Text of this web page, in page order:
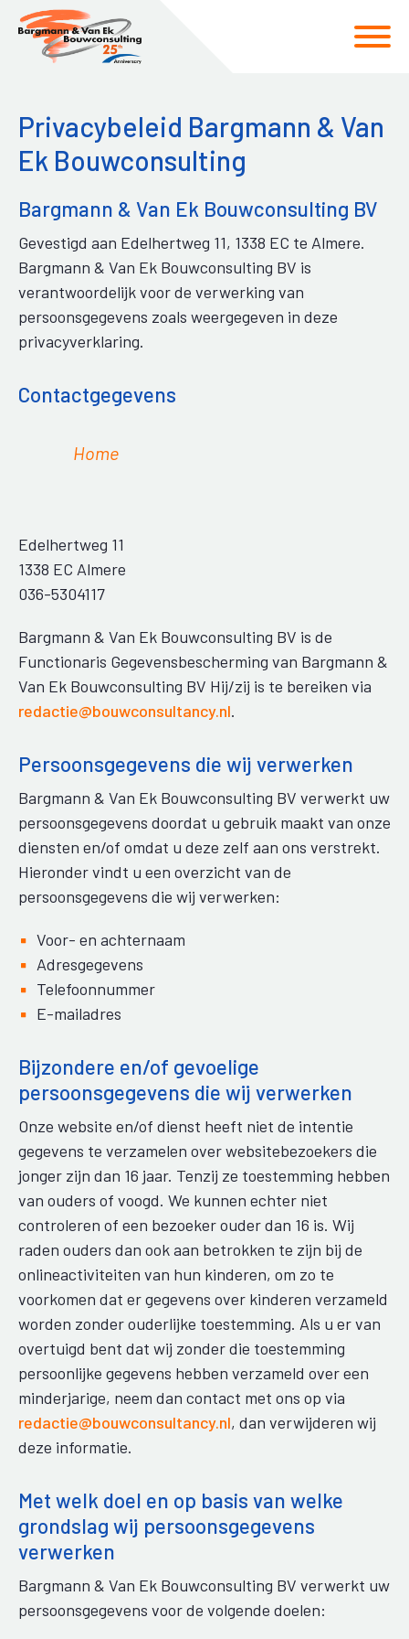
Spring
naar
Door
naar
inhoud
Privacybeleid Bargmann & Van
Ek Bouwconsulting
Bargmann & Van Ek Bouwconsulting BV
Gevestigd aan Edelhertweg 11, 1338 EC te Almere.
Bargmann & Van Ek Bouwconsulting BV is
verantwoordelijk voor de verwerking van
persoonsgegevens zoals weergegeven in deze
privacyverklaring.
Contactgegevens
Home
Edelhertweg 11
1338 EC Almere
036-5304117
Bargmann & Van Ek Bouwconsulting BV is de
Functionaris Gegevensbescherming van Bargmann &
Van Ek Bouwconsulting BV Hij/zij is te bereiken via
redactie@bouwconsultancy.nl.
Persoonsgegevens die wij verwerken
Bargmann & Van Ek Bouwconsulting BV verwerkt uw
persoonsgegevens doordat u gebruik maakt van onze
diensten en/of omdat u deze zelf aan ons verstrekt.
Hieronder vindt u een overzicht van de
persoonsgegevens die wij verwerken:
Voor- en achternaam
Adresgegevens
Telefoonnummer
E-mailadres
Bijzondere en/of gevoelige
persoonsgegevens die wij verwerken
Onze website en/of dienst heeft niet de intentie
gegevens te verzamelen over websitebezoekers die
jonger zijn dan 16 jaar. Tenzij ze toestemming hebben
van ouders of voogd. We kunnen echter niet
controleren of een bezoeker ouder dan 16 is. Wij
raden ouders dan ook aan betrokken te zijn bij de
onlineactiviteiten van hun kinderen, om zo te
voorkomen dat er gegevens over kinderen verzameld
worden zonder ouderlijke toestemming. Als u er van
overtuigd bent dat wij zonder die toestemming
persoonlijke gegevens hebben verzameld over een
minderjarige, neem dan contact met ons op via
redactie@bouwconsultancy.nl, dan verwijderen wij
deze informatie.
Met welk doel en op basis van welke
grondslag wij persoonsgegevens
verwerken
Bargmann & Van Ek Bouwconsulting BV verwerkt uw
persoonsgegevens voor de volgende doelen: